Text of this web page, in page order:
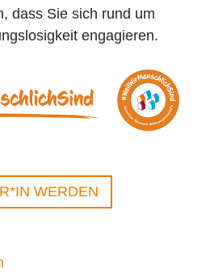
dass Sie sich rund um
engagieren.
WERDEN